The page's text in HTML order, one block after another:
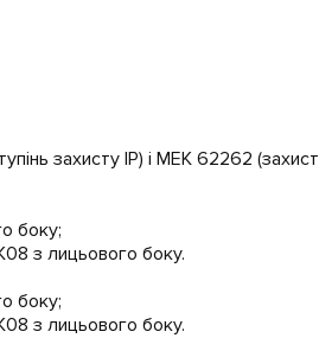
захисту IP) і МЕК 62262 (захист
боку;
з лицьового боку.
боку;
з лицьового боку.